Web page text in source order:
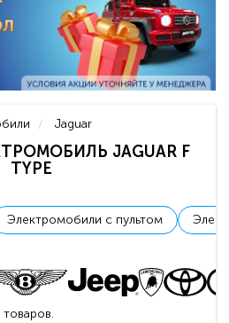
Jaguar
JAGUAR F
TYPE
Электромобили с пультом